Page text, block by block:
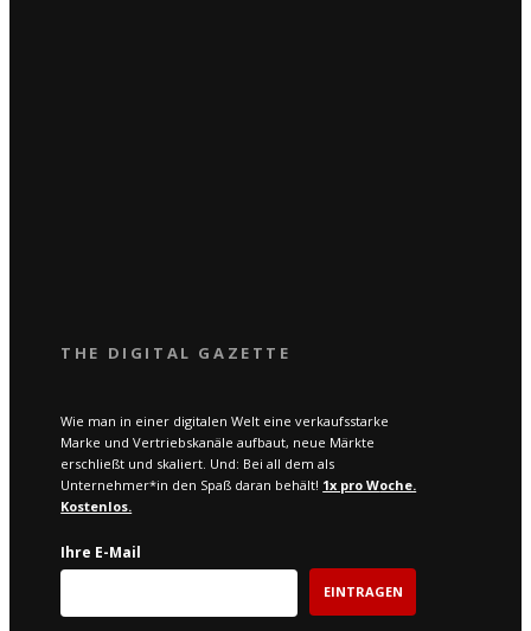
THE DIGITAL GAZETTE
Wie man in einer digitalen Welt eine verkaufsstarke
Marke und Vertriebskanäle aufbaut, neue Märkte
erschließt und skaliert. Und: Bei all dem als
Unternehmer*in den Spaß daran behält! 1x pro Woche.
Kostenlos.
Ihre E-Mail
EINTRAGEN